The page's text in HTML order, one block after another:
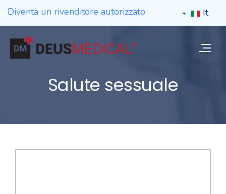
Diventa un rivenditore autorizzato It
Salute sessuale